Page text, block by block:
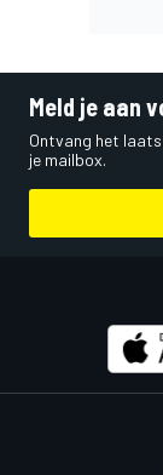
Meld je aan
Ontvang het
je mailbox.